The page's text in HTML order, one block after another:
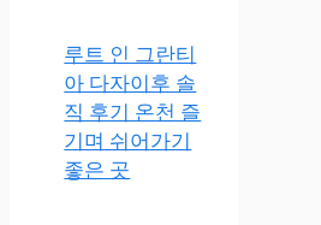
루트 인 그란티
아 다자이후 솔
직 후기 온천 즐
기며 쉬어가기
좋은 곳